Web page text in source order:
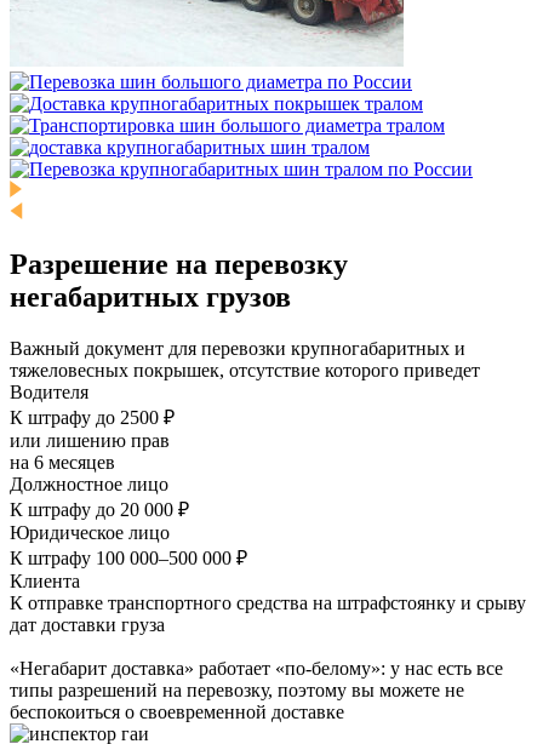
Разрешение на перевозку
негабаритных грузов
Важный документ для перевозки крупногабаритных и
тяжеловесных покрышек, отсутствие которого приведет
Водителя
К штрафу до 2500 ₽
или лишению прав
на 6 месяцев
Должностное лицо
К штрафу до 20 000 ₽
Юридическое лицо
К штрафу 100 000–500 000 ₽
Клиента
К отправке транспортного средства на штрафстоянку и срыву
дат доставки груза
«Негабарит доставка» работает «по-белому»: у нас есть все
типы разрешений на перевозку, поэтому вы можете не
беспокоиться о своевременной доставке